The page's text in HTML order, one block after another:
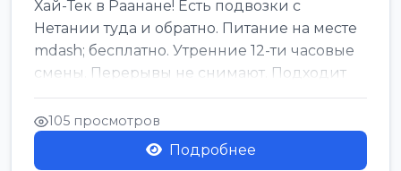
Хай-Тек в Раанане! Есть подвозки с
Нетании туда и обратно. Питание на месте
mdash; бесплатно. Утренние 12-ти часовые
смены. Перерывы не снимают. Подходит
для всех...
105 просмотров
Подробнее